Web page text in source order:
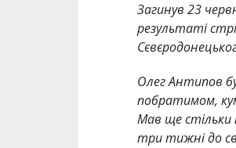
Загинув 23
результаті
Олег Антипов
побратимом,
Мав ще стільки
три тижні до